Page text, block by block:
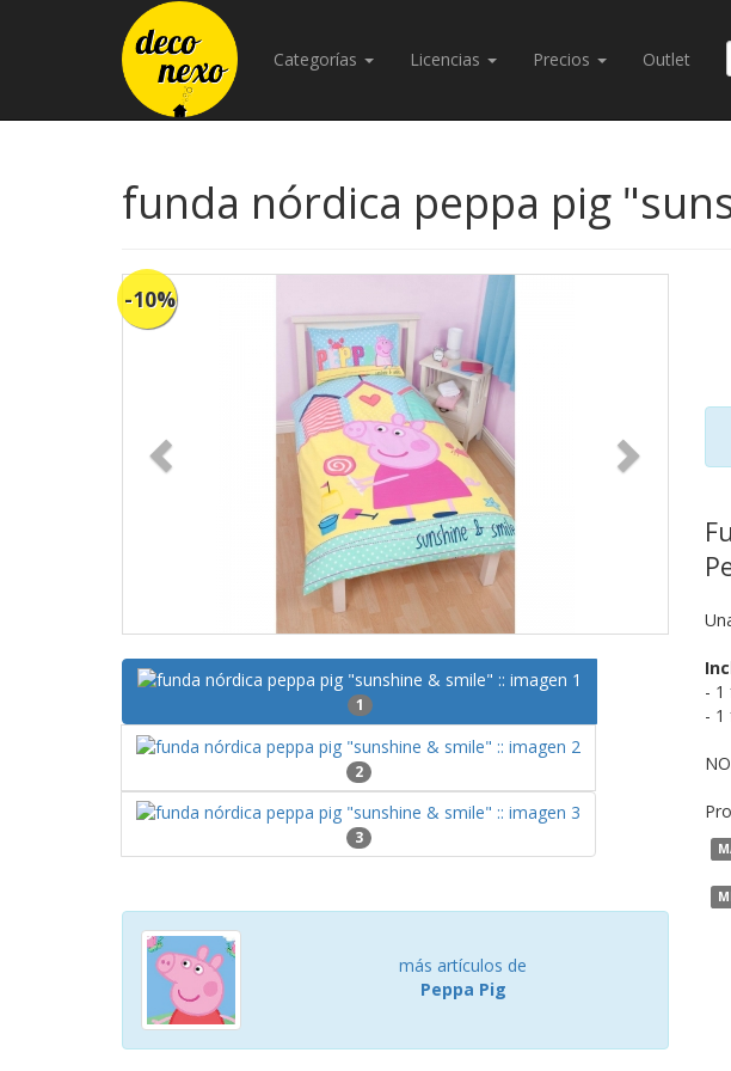
Categorías Licencias Precios Outlet
funda nórdica peppa pig
-10%
1
2
3
más artículos de
Peppa Pig
- 1
- 1